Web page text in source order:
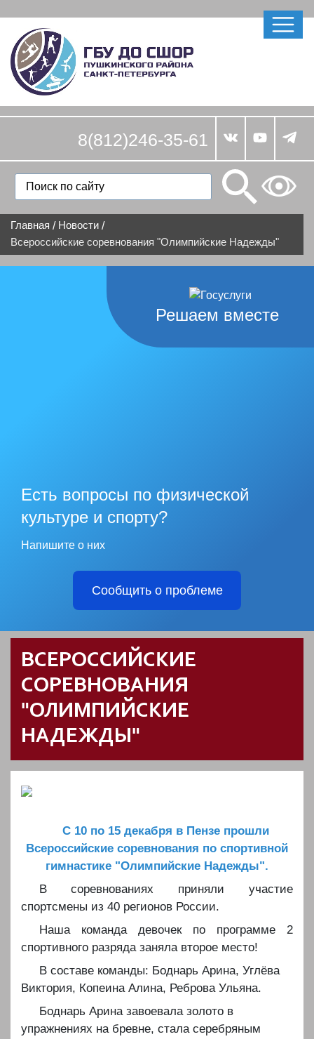
8(812)246-35-61
Главная / Новости /
Всероссийские соревнования "Олимпийские Надежды"
Решаем вместе
Есть вопросы по физической
культуре и спорту?
Напишите о них
Сообщить о проблеме
ВСЕРОССИЙСКИЕ
СОРЕВНОВАНИЯ
"ОЛИМПИЙСКИЕ
НАДЕЖДЫ"
С 10 по 15 декабря в Пензе прошли
Всероссийские соревнования по спортивной
гимнастике "Олимпийские Надежды".
В соревнованиях приняли участие
спортсмены из 40 регионов России.
Наша команда девочек по программе 2
спортивного разряда заняла второе место!
В составе команды: Боднарь Арина, Углёва
Виктория, Копеина Алина, Реброва Ульяна.
Боднарь Арина завоевала золото в
упражнениях на бревне, стала серебряным